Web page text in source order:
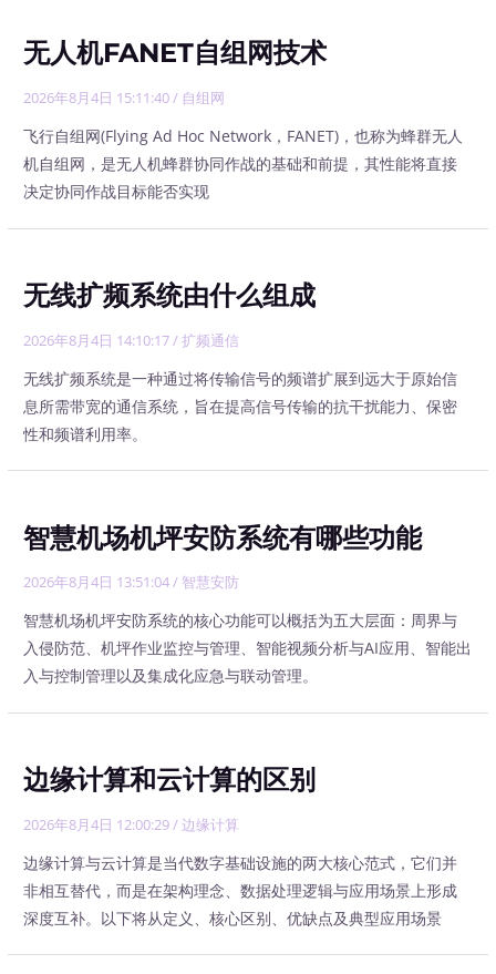
无人机FANET自组网技术
2026年8月4日 15:11:40/ 自组网
飞行自组网(Flying Ad Hoc Network，FANET)，也称为蜂群无人
机自组网，是无人机蜂群协同作战的基础和前提，其性能将直接
决定协同作战目标能否实现
无线扩频系统由什么组成
2026年8月4日 14:10:17/扩频通信
无线扩频系统是一种通过将传输信号的频谱扩展到远大于原始信
息所需带宽的通信系统，旨在提高信号传输的抗干扰能力、保密
性和频谱利用率。
智慧机场机坪安防系统有哪些功能
2026年8月4日 13:51:04/ 智慧安防
智慧机场机坪安防系统的核心功能可以概括为五大层面：周界与
入侵防范、机坪作业监控与管理、智能视频分析与AI应用、智能出
入与控制管理以及集成化应急与联动管理。
边缘计算和云计算的区别
2026年8月4日 12:00:29/边缘计算
边缘计算与云计算是当代数字基础设施的两大核心范式，它们并
非相互替代，而是在架构理念、数据处理逻辑与应用场景上形成
深度互补。以下将从定义、核心区别、优缺点及典型应用场景